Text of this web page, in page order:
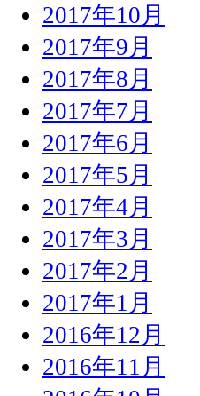
2017年10月
2017年9月
2017年8月
2017年7月
2017年6月
2017年5月
2017年4月
2017年3月
2017年2月
2017年1月
2016年12月
2016年11月